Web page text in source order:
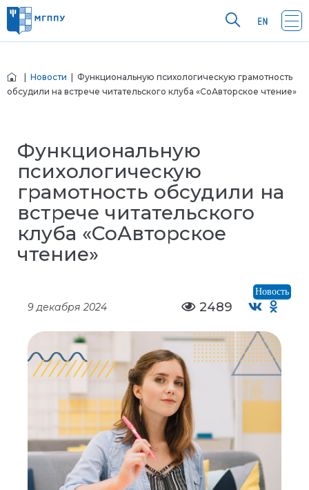
Новости | Функциональную психологическую грамотность
обсудили на встрече читательского клуба «СоАвторское чтение»
Функциональную
психологическую
грамотность обсудили на
встрече читательского
клуба «СоАвторское
чтение»
Новость
9 декабря 2024 2489